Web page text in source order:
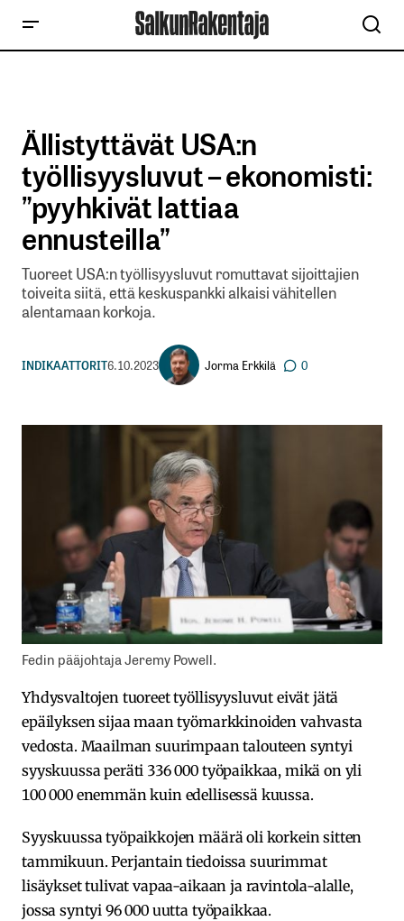
Ällistyttävät USA:n
työllisyysluvut – ekonomisti:
”pyyhkivät lattiaa
ennusteilla”
Tuoreet USA:n työllisyysluvut romuttavat sijoittajien
toiveita siitä, että keskuspankki alkaisi vähitellen
alentamaan korkoja.
INDIKAATTORIT6.10.2023 Jorma Erkkilä 0
Fedin pääjohtaja Jeremy Powell.
Yhdysvaltojen tuoreet työllisyysluvut eivät jätä
epäilyksen sijaa maan työmarkkinoiden vahvasta
vedosta. Maailman suurimpaan talouteen syntyi
syyskuussa peräti 336 000 työpaikkaa, mikä on yli
100 000 enemmän kuin edellisessä kuussa.
Syyskuussa työpaikkojen määrä oli korkein sitten
tammikuun. Perjantain tiedoissa suurimmat
lisäykset tulivat vapaa-aikaan ja ravintola-alalle,
jossa syntyi 96 000 uutta työpaikkaa.